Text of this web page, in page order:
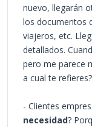
nuevo, llegarán
los documentos
viajeros, etc.
detallados.
pero me parece
a cual te refieres?
- Clientes
necesidad?